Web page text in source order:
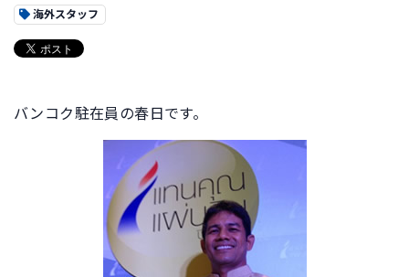
海外スタッフ
バンコク駐在員の春日です。